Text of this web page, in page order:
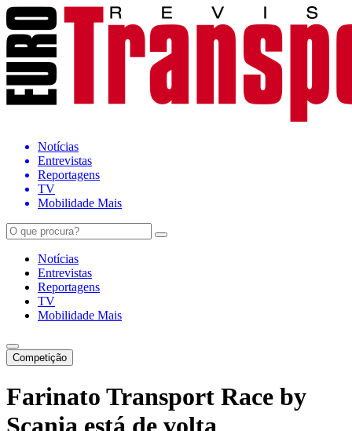
Notícias
Entrevistas
Reportagens
TV
Mobilidade Mais
Notícias
Entrevistas
Reportagens
TV
Mobilidade Mais
Competição
Farinato Transport Race by